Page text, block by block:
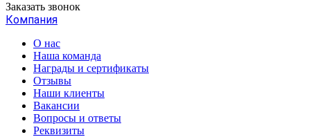
Заказать звонок
Компания
О нас
Наша команда
Награды и сертификаты
Отзывы
Наши клиенты
Вакансии
Вопросы и ответы
Реквизиты